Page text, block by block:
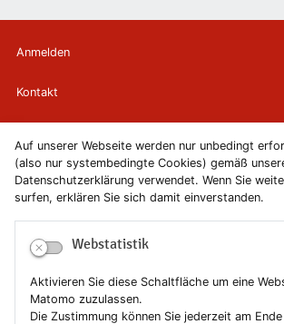
Auf unserer Webseite werden nur unbedingt
(also nur systembedingte Cookies) gemäß
Datenschutzerklärung verwendet. Wenn Sie
surfen, erklären Sie sich damit einverstanden.
Webstatistik
Aktivieren Sie diese Schaltfläche um eine
Matomo zuzulassen.
Die Zustimmung können Sie jederzeit am
Anmelden
Kontakt
Newsletterabmeldung
Datenschutzerklärung
Erklärung zur Barrierefreiheit